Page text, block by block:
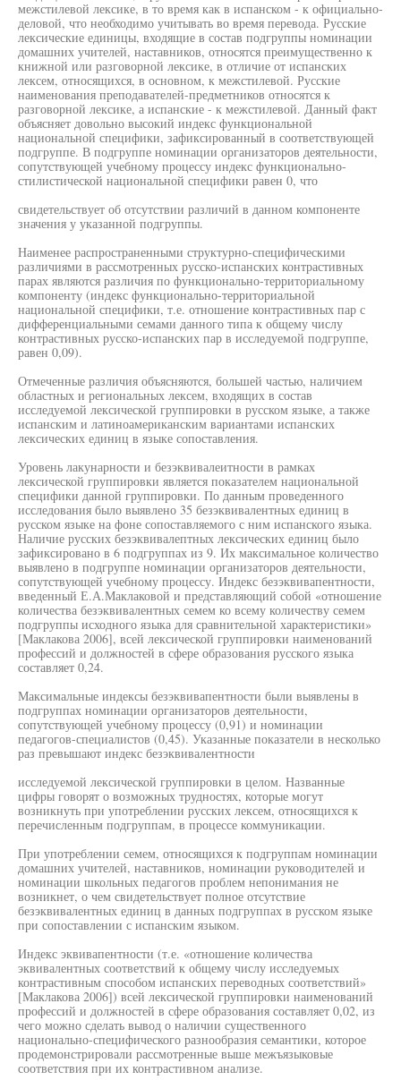
межстилевой лексике, в то время как в испанском - к официально-
деловой, что необходимо учитывать во время перевода. Русские
лексические единицы, входящие в состав подгруппы номинации
домашних учителей, наставников, относятся преимущественно к
книжной или разговорной лексике, в отличие от испанских
лексем, относящихся, в основном, к межстилевой. Русские
наименования преподавателей-предметников относятся к
разговорной лексике, а испанские - к межстилевой. Данный факт
объясняет довольно высокий индекс функциональной
национальной специфики, зафиксированный в соответствующей
подгруппе. В подгруппе номинации организаторов деятельности,
сопутствующей учебному процессу индекс функционально-
стилистической национальной специфики равен 0, что
свидетельствует об отсутствии различий в данном компоненте
значения у указанной подгруппы.
Наименее распространенными структурно-специфическими
различиями в рассмотренных русско-испанских контрастивных
парах являются различия по функционально-территориальному
компоненту (индекс функционально-территориальной
национальной специфики, т.е. отношение контрастивных пар с
дифференциальными семами данного типа к общему числу
контрастивных русско-испанских пар в исследуемой подгруппе,
равен 0,09).
Отмеченные различия объясняются, большей частью, наличием
областных и региональных лексем, входящих в состав
исследуемой лексической группировки в русском языке, а также
испанским и латиноамериканским вариантами испанских
лексических единиц в языке сопоставления.
Уровень лакунарности и безэквивалеитности в рамках
лексической группировки является показателем национальной
специфики данной группировки. По данным проведенного
исследования было выявлено 35 безэквивалентных единиц в
русском языке на фоне сопоставляемого с ним испанского языка.
Наличие русских безэквивалептных лексических единиц было
зафиксировано в 6 подгруппах из 9. Их максимальное количество
выявлено в подгруппе номинации организаторов деятельности,
сопутствующей учебному процессу. Индекс безэквивапентности,
введенный Е.А.Маклаковой и представляющий собой «отношение
количества безэквивалентных семем ко всему количеству семем
подгруппы исходного языка для сравнительной характеристики»
[Маклакова 2006], всей лексической группировки наименований
профессий и должностей в сфере образования русского языка
составляет 0,24.
Максимальные индексы безэквивапентности были выявлены в
подгруппах номинации организаторов деятельности,
сопутствующей учебному процессу (0,91) и номинации
педагогов-специалистов (0,45). Указанные показатели в несколько
раз превышают индекс безэквивалентности
исследуемой лексической группировки в целом. Названные
цифры говорят о возможных трудностях, которые могут
возникнуть при употреблении русских лексем, относящихся к
перечисленным подгруппам, в процессе коммуникации.
При употреблении семем, относящихся к подгруппам номинации
домашних учителей, наставников, номинации руководителей и
номинации школьных педагогов проблем непонимания не
возникнет, о чем свидетельствует полное отсутствие
безэквивалентных единиц в данных подгруппах в русском языке
при сопоставлении с испанским языком.
Индекс эквивапентности (т.е. «отношение количества
эквивалентных соответствий к общему числу исследуемых
контрастивным способом испанских переводных соответствий»
[Маклакова 2006]) всей лексической группировки наименований
профессий и должностей в сфере образования составляет 0,02, из
чего можно сделать вывод о наличии существенного
национально-специфического разнообразия семантики, которое
продемонстрировали рассмотренные выше межъязыковые
соответствия при их контрастивном анализе.